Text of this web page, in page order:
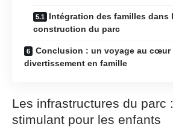
Intégration des familles dans
construction du parc
Conclusion : un voyage au cœur
divertissement en famille
Les infrastructures du parc
stimulant pour les enfants